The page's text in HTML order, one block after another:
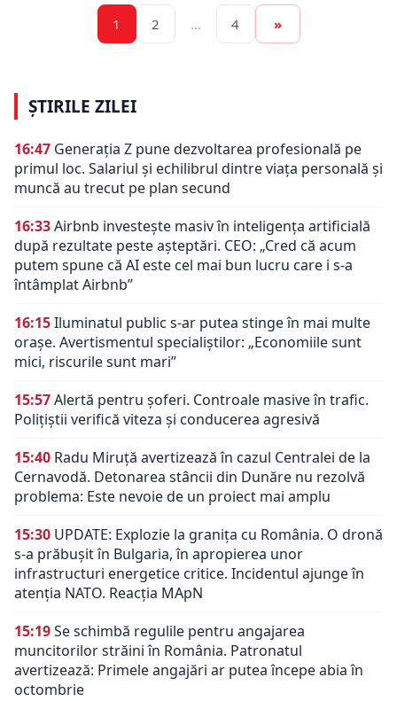
1 2 … 4 »
ȘTIRILE ZILEI
16:47 Generația Z pune dezvoltarea profesională pe
primul loc. Salariul și echilibrul dintre viața personală și
muncă au trecut pe plan secund
16:33Airbnb investește masiv în inteligența artificială
după rezultate peste așteptări. CEO: „Cred că acum
putem spune că AI este cel mai bun lucru care i s-a
întâmplat Airbnb”
16:15Iluminatul public s-ar putea stinge în mai multe
orașe. Avertismentul specialiștilor: „Economiile sunt
mici, riscurile sunt mari”
15:57Alertă pentru șoferi. Controale masive în trafic.
Polițiștii verifică viteza și conducerea agresivă
15:40 Radu Miruță avertizează în cazul Centralei de la
Cernavodă. Detonarea stâncii din Dunăre nu rezolvă
problema: Este nevoie de un proiect mai amplu
15:30 UPDATE: Explozie la granița cu România. O dronă
s-a prăbușit în Bulgaria, în apropierea unor
infrastructuri energetice critice. Incidentul ajunge în
atenția NATO. Reacția MApN
15:19Se schimbă regulile pentru angajarea
muncitorilor străini în România. Patronatul
avertizează: Primele angajări ar putea începe abia în
octombrie